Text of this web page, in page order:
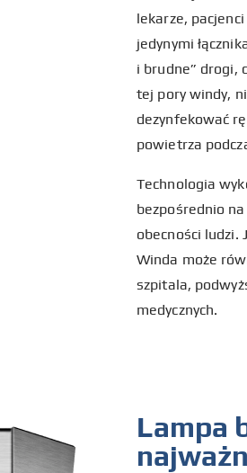
lekarze,
jedynymi
i brudne” drogi,
tej pory windy,
dezynfekować
powietrza
Technologia
bezpośrednio
obecności ludzi.
Winda może
szpitala,
medycznych.
Lampa